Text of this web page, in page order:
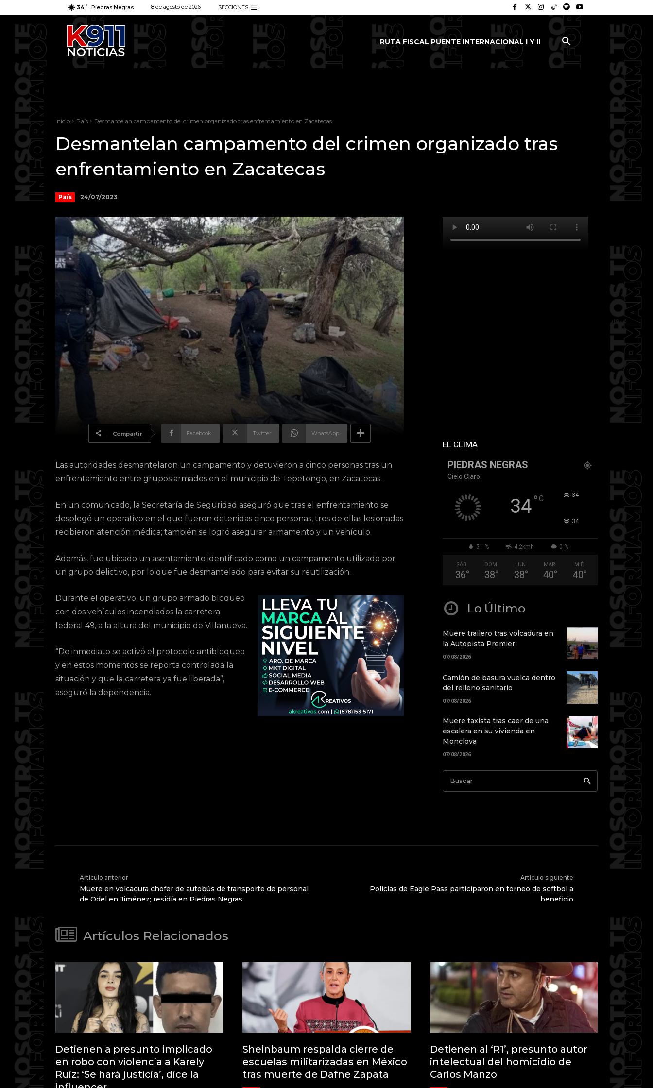
34 C Piedras Negras 8 de agosto de 2026 SECCIONES
RUTA FISCAL PUENTE INTERNACIONAL I Y II
Inicio País Desmantelan campamento del crimen organizado tras enfrentamiento en Zacatecas
Desmantelan campamento del crimen organizado tras
enfrentamiento en Zacatecas
País 24/07/2023
Compartir Facebook Twitter WhatsApp
Las autoridades desmantelaron un campamento y detuvieron a cinco personas tras un
enfrentamiento entre grupos armados en el municipio de Tepetongo, en Zacatecas.
En un comunicado, la Secretaría de Seguridad aseguró que tras el enfrentamiento se
desplegó un operativo en el que fueron detenidas cinco personas, tres de ellas lesionadas
recibieron atención médica; también se logró asegurar armamento y un vehículo.
Además, fue ubicado un asentamiento identificado como un campamento utilizado por
un grupo delictivo, por lo que fue desmantelado para evitar su reutilización.
Durante el operativo, un grupo armado bloqueó
con dos vehículos incendiados la carretera
federal 49, a la altura del municipio de Villanueva.
“De inmediato se activó el protocolo antibloqueo
y en estos momentos se reporta controlada la
situación y que la carretera ya fue liberada”,
aseguró la dependencia.
EL CLIMA
PIEDRAS NEGRAS
Cielo Claro
34°C 34
34
51 % 4.2kmh 0 %
SÁB
36°
DOM
38°
LUN
38°
MAR
40°
MIÉ
40°
Lo Último
Muere trailero tras volcadura en
la Autopista Premier
07/08/2026
Camión de basura vuelca dentro
del relleno sanitario
07/08/2026
Muere taxista tras caer de una
escalera en su vivienda en
Monclova
07/08/2026
Buscar
Artículo anterior
Muere en volcadura chofer de autobús de transporte de personal
de Odel en Jiménez; residía en Piedras Negras
Artículo siguiente
Policías de Eagle Pass participaron en torneo de softbol a
beneficio
Artículos Relacionados
Detienen a presunto implicado
en robo con violencia a Karely
Ruiz: ‘Se hará justicia’, dice la
Sheinbaum respalda cierre de
escuelas militarizadas en México
tras muerte de Dafne Zapata
Detienen al ‘R1’, presunto autor
intelectual del homicidio de
Carlos Manzo